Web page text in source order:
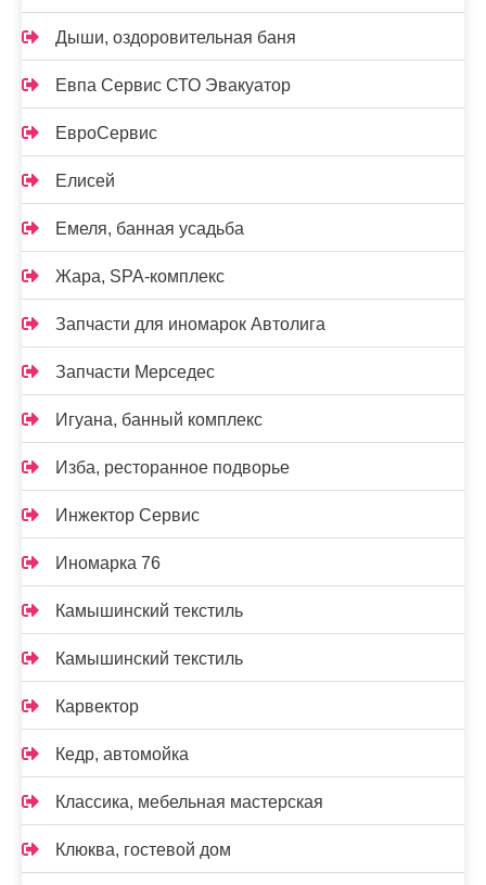
Дыши, оздоровительная баня
Евпа Сервис СТО Эвакуатор
ЕвроСервис
Елисей
Емеля, банная усадьба
Жара, SPA-комплекс
Запчасти для иномарок Автолига
Запчасти Мерседес
Игуана, банный комплекс
Изба, ресторанное подворье
Инжектор Сервис
Иномарка 76
Камышинский текстиль
Камышинский текстиль
Карвектор
Кедр, автомойка
Классика, мебельная мастерская
Клюква, гостевой дом